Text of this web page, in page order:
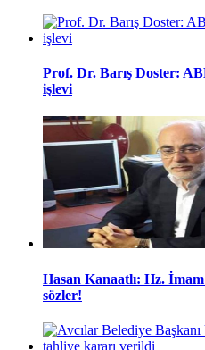
Prof. Dr. Barış Doster:
işlevi
Hasan Kanaatlı: Hz.
sözler!